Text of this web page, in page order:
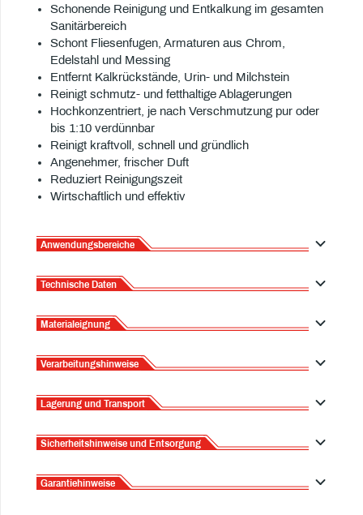
Schonende Reinigung und Entkalkung im gesamten
Sanitärbereich
Schont Fliesenfugen, Armaturen aus Chrom,
Edelstahl und Messing
Entfernt Kalkrückstände, Urin- und Milchstein
Reinigt schmutz- und fetthaltige Ablagerungen
Hochkonzentriert, je nach Verschmutzung pur oder
bis 1:10 verdünnbar
Reinigt kraftvoll, schnell und gründlich
Angenehmer, frischer Duft
Reduziert Reinigungszeit
Wirtschaftlich und effektiv
Anwendungsbereiche
Technische Daten
Materialeignung
Verarbeitungshinweise
Lagerung und Transport
Sicherheitshinweise und Entsorgung
Garantiehinweise